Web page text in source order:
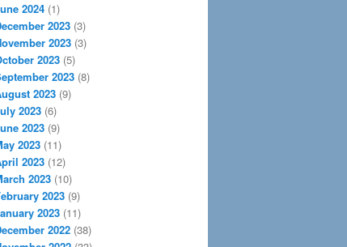
2024 (1)
2023 (3)
2023 (3)
2023 (5)
2023 (8)
2023 (9)
2023 (6)
2023 (9)
2023 (11)
2023 (12)
2023 (10)
2023 (9)
2023 (11)
2022 (38)